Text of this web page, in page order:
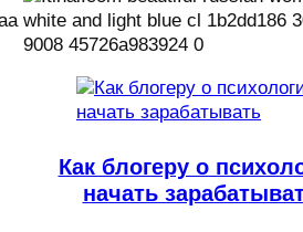
Как блогеру о
начать